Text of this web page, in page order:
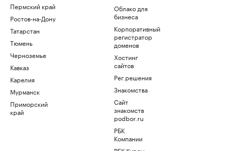
Пермский край
Ростов-на-Дону
Татарстан
Тюмень
Черноземье
Кавказ
Карелия
Мурманск
Приморский
край
Облако для
бизнеса
Корпоративный
регистратор
доменов
Хостинг
сайтов
Рег.решения
Знакомства
Сайт
знакомств
podbor.ru
РБК
Компании